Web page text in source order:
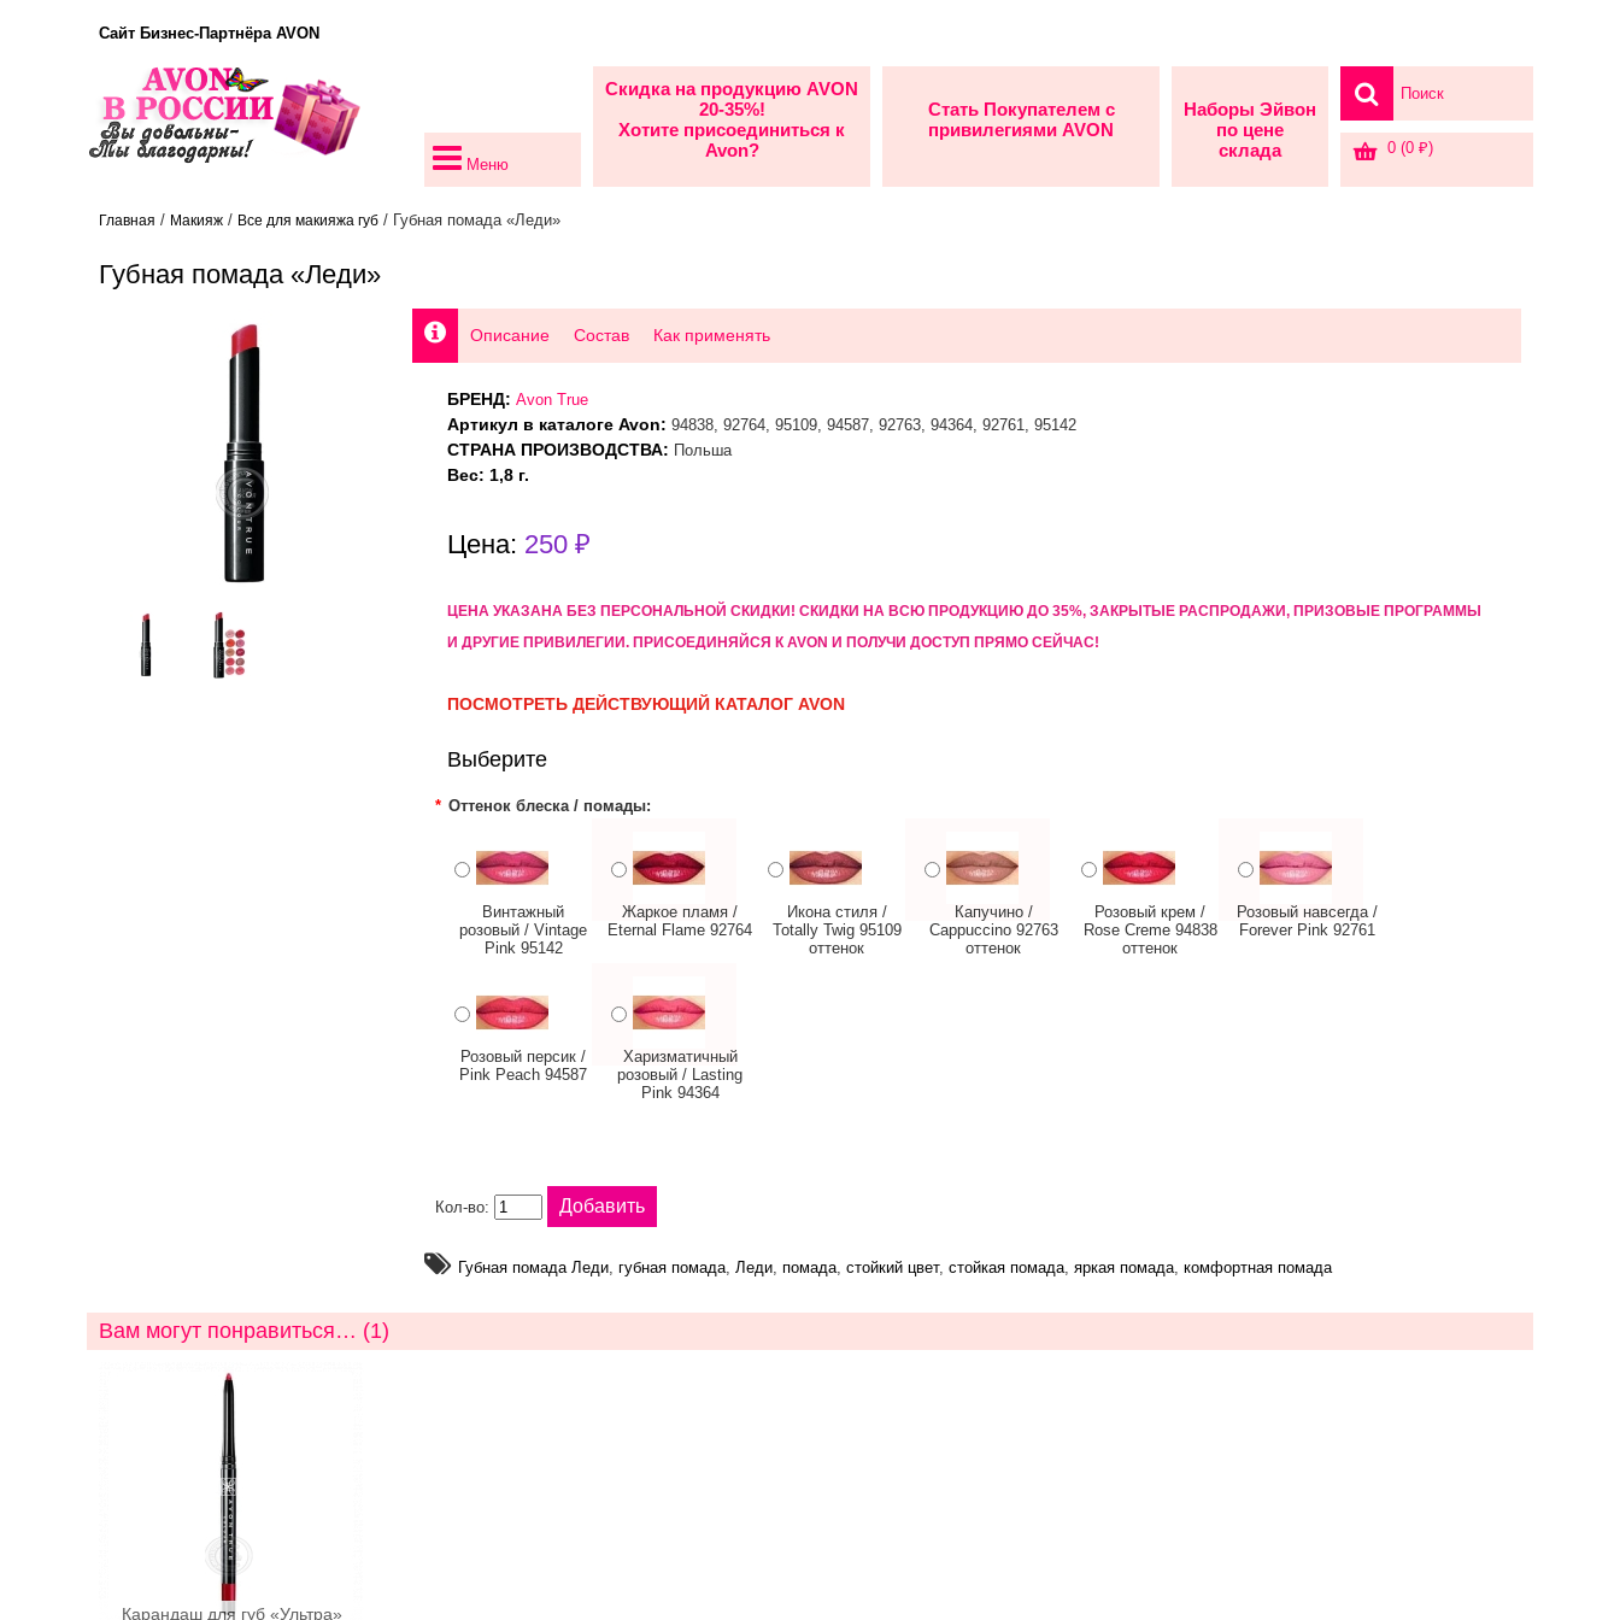
Сайт Бизнес-Партнёра AVON
Скидка на продукцию AVON
20-35%!
Хотите присоединиться к
Avon?
Стать Покупателем с
привилегиями AVON
Наборы Эйвон
по цене
склада
0 (0 ₽)
Меню
Главная / Макияж / Все для макияжа губ / Губная помада «Леди»
Губная помада «Леди»
Описание Состав Как применять
БРЕНД: Avon True
Артикул в каталоге Avon: 94838, 92764, 95109, 94587, 92763, 94364, 92761, 95142
СТРАНА ПРОИЗВОДСТВА: Польша
Вес: 1,8 г.
Цена: 250 ₽
ЦЕНА УКАЗАНА БЕЗ ПЕРСОНАЛЬНОЙ СКИДКИ! CКИДКИ НА ВСЮ ПРОДУКЦИЮ ДО 35%, ЗАКРЫТЫЕ РАСПРОДАЖИ, ПРИЗОВЫЕ ПРОГРАММЫ
И ДРУГИЕ ПРИВИЛЕГИИ. ПРИСОЕДИНЯЙСЯ К AVON И ПОЛУЧИ ДОСТУП ПРЯМО СЕЙЧАС!
ПОСМОТРЕТЬ ДЕЙСТВУЮЩИЙ КАТАЛОГ AVON
Выберите
* Оттенок блеска / помады:
Винтажный
розовый / Vintage
Pink 95142
Жаркое пламя /
Eternal Flame 92764
Икона стиля /
Totally Twig 95109
оттенок
Капучино /
Cappuccino 92763
оттенок
Розовый крем /
Rose Creme 94838
оттенок
Розовый навсегда /
Forever Pink 92761
Розовый персик /
Pink Peach 94587
Харизматичный
розовый / Lasting
Pink 94364
Кол-во:
Губная помада Леди, губная помада, Леди, помада, стойкий цвет, стойкая помада, яркая помада, комфортная помада
Вам могут понравиться… (1)
Карандаш для губ «Ультра»